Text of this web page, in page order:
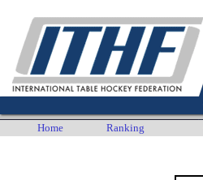
Home Ranking